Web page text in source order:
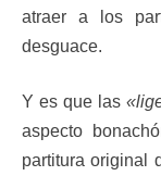
atraer a los
desguace.
Y es que las
aspecto
partitura original